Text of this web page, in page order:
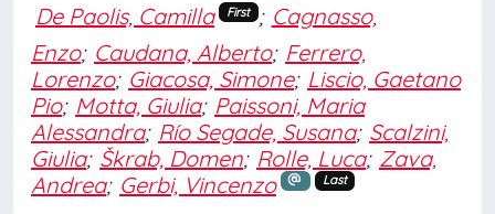
De Paolis, Camilla First ; Cagnasso,
Enzo; Caudana, Alberto; Ferrero,
Lorenzo; Giacosa, Simone; Liscio, Gaetano
Pio; Motta, Giulia; Paissoni, Maria
Alessandra; Río Segade, Susana; Scalzini,
Giulia; Škrab, Domen; Rolle, Luca; Zava,
Andrea; Gerbi, Vincenzo Last